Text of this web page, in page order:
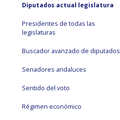
Diputados actual legislatura
Presidentes de todas las
legislaturas
Buscador avanzado de diputados
Senadores andaluces
Sentido del voto
Régimen económico